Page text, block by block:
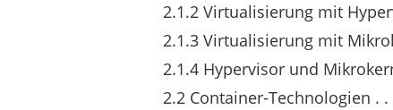
2.1.2 Virtualisierung mit
2.1.3 Virtualisierung mit
2.1.4 Hypervisor und
2.2 Container-Technologien . .